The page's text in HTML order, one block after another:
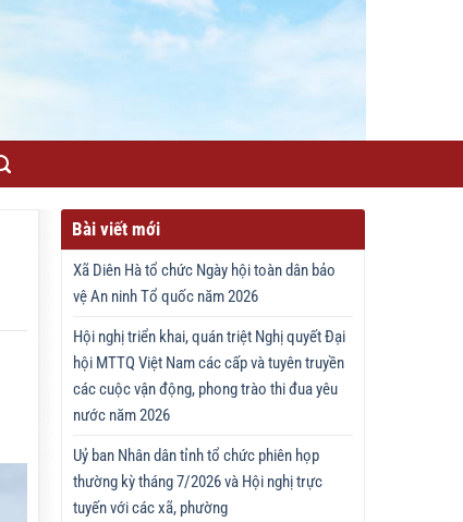
Bài viết mới
Xã Diên Hà tổ chức Ngày hội toàn dân bảo
vệ An ninh Tổ quốc năm 2026
Hội nghị triển khai, quán triệt Nghị quyết Đại
hội MTTQ Việt Nam các cấp và tuyên truyền
các cuộc vận động, phong trào thi đua yêu
nước năm 2026
Uỷ ban Nhân dân tỉnh tổ chức phiên họp
thường kỳ tháng 7/2026 và Hội nghị trực
tuyến với các xã, phường